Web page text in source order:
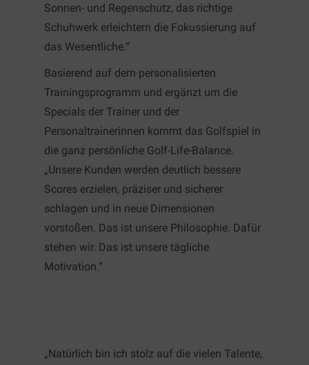
Sonnen- und Regenschutz, das richtige
Schuhwerk erleichtern die Fokussierung auf
das Wesentliche.“
Basierend auf dem personalisierten
Trainingsprogramm und ergänzt um die
Specials der Trainer und der
Personaltrainerinnen kommt das Golfspiel in
die ganz persönliche Golf-Life-Balance.
„Unsere Kunden werden deutlich bessere
Scores erzielen, präziser und sicherer
schlagen und in neue Dimensionen
vorstoßen. Das ist unsere Philosophie. Dafür
stehen wir. Das ist unsere tägliche
Motivation.“
„Natürlich bin ich stolz auf die vielen Talente,